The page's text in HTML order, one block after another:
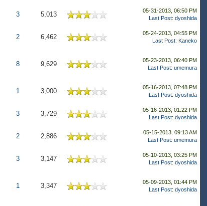
3 5,013
05-31-2013, 06:50 PM
Last Post: dyoshida
2 6,462
05-24-2013, 04:55 PM
Last Post: Kaneko
8 9,629
05-23-2013, 06:40 PM
Last Post: umemura
1 3,000
05-16-2013, 07:48 PM
Last Post: dyoshida
3 3,729
05-16-2013, 01:22 PM
Last Post: dyoshida
2 2,886
05-15-2013, 09:13 AM
Last Post: umemura
3 3,147
05-10-2013, 03:25 PM
Last Post: dyoshida
1 3,347
05-09-2013, 01:44 PM
Last Post: dyoshida